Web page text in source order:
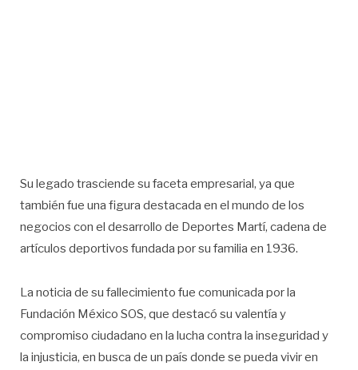
Su legado trasciende su faceta empresarial, ya que
también fue una figura destacada en el mundo de los
negocios con el desarrollo de Deportes Martí, cadena de
artículos deportivos fundada por su familia en 1936.
La noticia de su fallecimiento fue comunicada por la
Fundación México SOS, que destacó su valentía y
compromiso ciudadano en la lucha contra la inseguridad y
la injusticia, en busca de un país donde se pueda vivir en